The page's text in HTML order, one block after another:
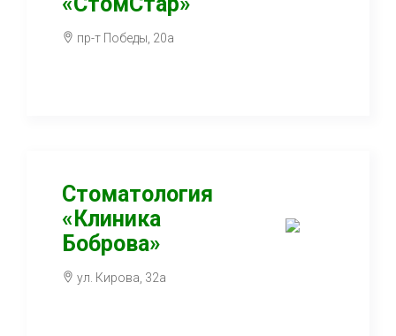
пр-т Победы, 20а
Стоматология
«Клиника
Боброва»
ул. Кирова, 32а